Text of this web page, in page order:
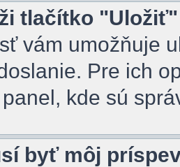
tlačítko
vám umožňuje
Pre ich
kde sú
byť môj